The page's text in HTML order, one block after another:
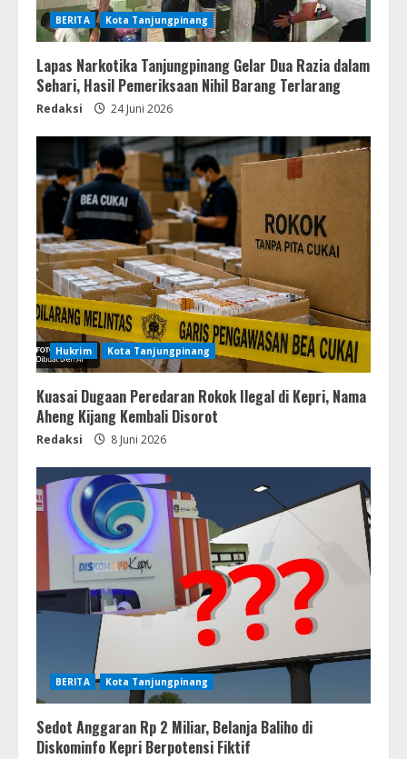
BERITA Kota Tanjungpinang
Lapas Narkotika Tanjungpinang Gelar Dua Razia dalam
Sehari, Hasil Pemeriksaan Nihil Barang Terlarang
Redaksi 24 Juni 2026
Hukrim Kota Tanjungpinang
Kuasai Dugaan Peredaran Rokok Ilegal di Kepri, Nama
Aheng Kijang Kembali Disorot
Redaksi 8 Juni 2026
BERITA Kota Tanjungpinang
Sedot Anggaran Rp 2 Miliar, Belanja Baliho di
Diskominfo Kepri Berpotensi Fiktif